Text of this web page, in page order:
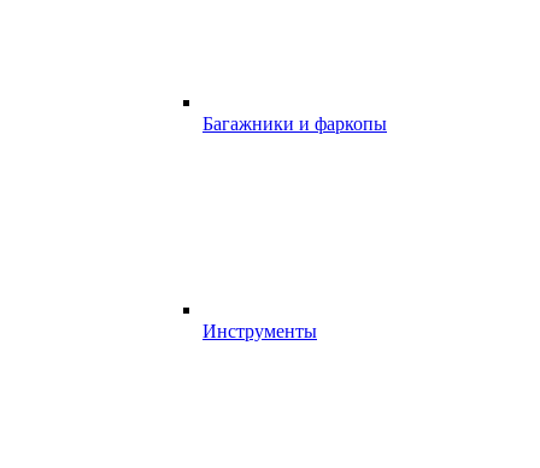
Багажники и фаркопы
Инструменты